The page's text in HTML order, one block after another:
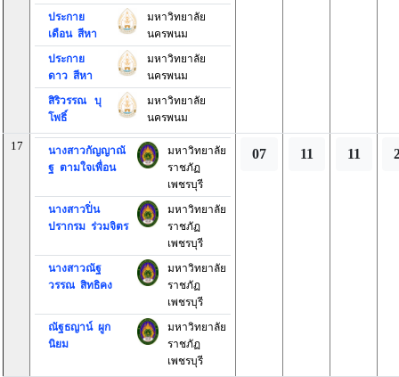
ประกาย
เดือน สีหา
มหาวิทยาลัย
นครพนม
ประกาย
ดาว สีหา
มหาวิทยาลัย
นครพนม
สิริวรรณ บุ
โพธิ์
มหาวิทยาลัย
นครพนม
17
นางสาวกัญญาณั
ฐ ตามใจเพื่อน
มหาวิทยาลัย
ราชภัฏ
เพชรบุรี
นางสาวปิ่น
ปรากรม ร่วมจิตร
มหาวิทยาลัย
ราชภัฏ
เพชรบุรี
นางสาวณัฐ
วรรณ สิทธิคง
มหาวิทยาลัย
ราชภัฏ
เพชรบุรี
ณัฐธญาน์ ผูก
นิยม
มหาวิทยาลัย
ราชภัฏ
เพชรบุรี
07 11 11